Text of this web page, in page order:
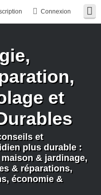
Connexion
et
et
plus durable :
& jardinage,
& réparations,
économie &